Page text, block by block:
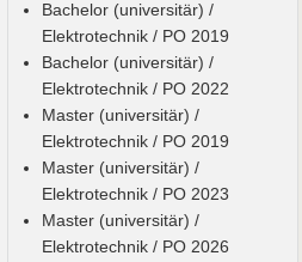
Bachelor (universitär) /
Elektrotechnik / PO 2019
Bachelor (universitär) /
Elektrotechnik / PO 2022
Master (universitär) /
Elektrotechnik / PO 2019
Master (universitär) /
Elektrotechnik / PO 2023
Master (universitär) /
Elektrotechnik / PO 2026